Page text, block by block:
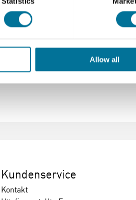
Allow all
und Chromosomenbildung
Kundenservice
Kontakt